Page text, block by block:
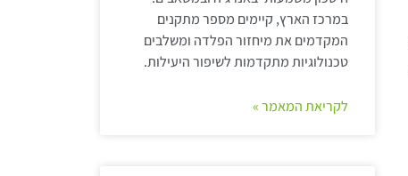
במרכז הארץ, קיימים מספר מתקנים
המקדמים את מיחזור הפלדה ומשלבים
טכנולוגיות מתקדמות לשיפור היעילות.
לקריאת המאמר »